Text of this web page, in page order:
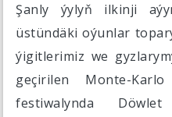
Şanly ýylyň ilkinji
üstündäki oýunlar
ýigitlerimiz we
geçirilen Monte-
festiwalynda